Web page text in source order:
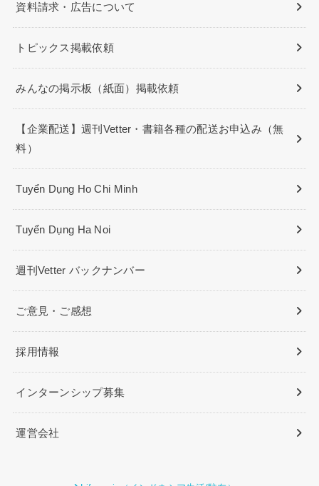
資料請求・広告について
トピックス掲載依頼
みんなの掲示板（紙面）掲載依頼
【企業配送】週刊Vetter・書籍各種の配送お申込み（無
料）
Tuyển Dụng Ho Chi Minh
Tuyển Dụng Ha Noi
週刊Vetter バックナンバー
ご意見・ご感想
採用情報
インターンシップ募集
運営会社